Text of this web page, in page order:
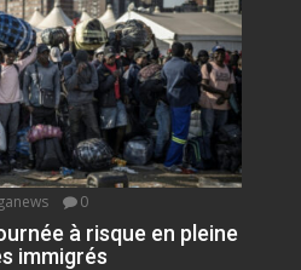
0
à risque en pleine
immigrés